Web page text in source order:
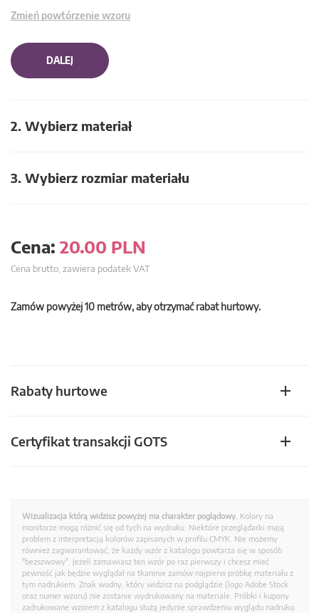
Zmień powtórzenie wzoru
DALEJ
2. Wybierz materiał
3. Wybierz rozmiar materiału
Cena: 20.00 PLN
Cena brutto, zawiera podatek VAT
Zamów powyżej 10 metrów, aby otrzymać rabat hurtowy.
Rabaty hurtowe
Certyfikat transakcji GOTS
Wizualizacja którą widzisz powyżej ma charakter poglądowy. Kolory na
monitorze mogą różnić się od tych na wydruku. Niektóre przeglądarki mają
problem z interpretacją kolorów zapisanych w profilu CMYK. Nie możemy
również zagwarantować, że każdy wzór z katalogu powtarza się w sposób
"bezszwowy". Jeżeli zamawiasz ten wzór po raz pierwszy i chcesz mieć
pewność jak będzie wyglądał na tkaninie zamów najpierw próbkę materiału z
tym nadrukiem. Znak wodny, który widzisz na podglądzie (logo Adobe Stock
oraz numer wzoru) nie zostanie wydrukowany na materiale. Próbki i kupony
zadrukowane wzorem z katalogu służą jedynie sprawdzeniu wyglądu nadruku